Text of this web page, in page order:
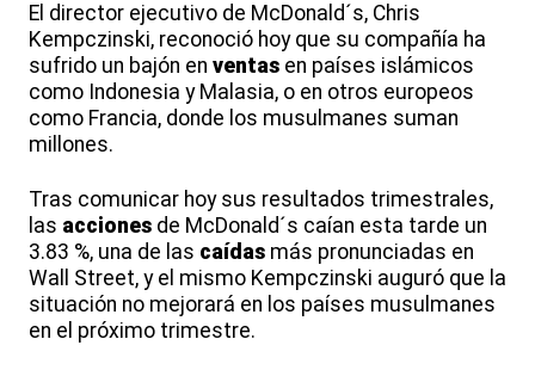
El director ejecutivo de McDonald´s, Chris
Kempczinski, reconoció hoy que su compañía ha
sufrido un bajón en ventas en países islámicos
como Indonesia y Malasia, o en otros europeos
como Francia, donde los musulmanes suman
millones.
Tras comunicar hoy sus resultados trimestrales,
las acciones de McDonald´s caían esta tarde un
3.83 %, una de las caídas más pronunciadas en
Wall Street, y el mismo Kempczinski auguró que la
situación no mejorará en los países musulmanes
en el próximo trimestre.